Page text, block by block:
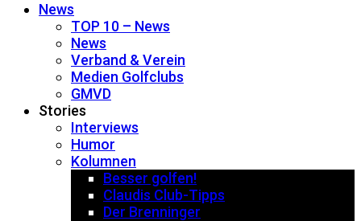
News
TOP 10 – News
News
Verband & Verein
Medien Golfclubs
GMVD
Stories
Interviews
Humor
Kolumnen
Besser golfen!
Claudis Club-Tipps
Der Brenninger